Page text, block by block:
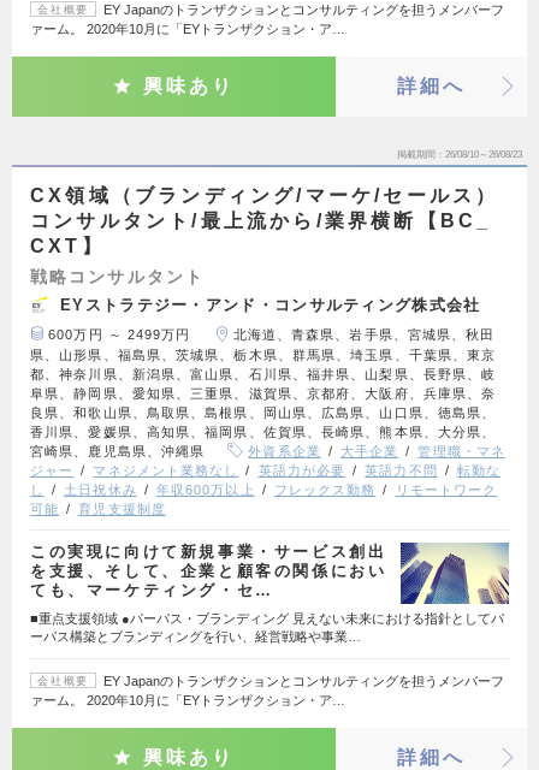
会社概要
EY Japanのトランザクションとコンサルティングを担うメンバーフ
ァーム。 2020年10月に「EYトランザクション・ア…
興味あり 詳細へ
掲載期間 26/08/10～26/08/23
CX領域（ブランディング/マーケ/セールス）
コンサルタント/最上流から/業界横断【BC_
CXT】
戦略コンサルタント
EYストラテジー・アンド・コンサルティング株式会社
600万円 ～ 2499万円
北海道、青森県、岩手県、宮城県、秋田
県、山形県、福島県、茨城県、栃木県、群馬県、埼玉県、千葉県、東京
都、神奈川県、新潟県、富山県、石川県、福井県、山梨県、長野県、岐
阜県、静岡県、愛知県、三重県、滋賀県、京都府、大阪府、兵庫県、奈
良県、和歌山県、鳥取県、島根県、岡山県、広島県、山口県、徳島県、
香川県、愛媛県、高知県、福岡県、佐賀県、長崎県、熊本県、大分県、
宮崎県、鹿児島県、沖縄県
外資系企業 大手企業
管理職・マネ
ジャー
マネジメント業務なし 英語力が必要 英語力不問
転勤な
し
土日祝休み 年収600万以上 フレックス勤務
リモートワーク
可能
育児支援制度
この実現に向けて新規事業・サービス創出
を支援、そして、企業と顧客の関係におい
ても、マーケティング・セ…
■重点支援領域 ●パーパス・ブランディング 見えない未来における指針としてパ
ーパス構築とブランディングを行い、経営戦略や事業…
会社概要
EY Japanのトランザクションとコンサルティングを担うメンバーフ
ァーム。 2020年10月に「EYトランザクション・ア…
興味あり 詳細へ